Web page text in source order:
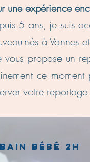
une expérience
5 ans, je suis
nés à Vannes
vous propose un
ce
votre reportage
bébé 2h